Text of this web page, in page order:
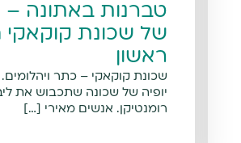
טברנות באתונה
של שכונת קוקאקי
ראשון
שכונת קוקאקי – כתר
יופיה של שכונה שתכבוש את
רומנטיקן. אנשים מאירי […]